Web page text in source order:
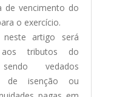
de vencimento do
o exercício.
neste artigo será
aos tributos do
vedados
de isenção ou